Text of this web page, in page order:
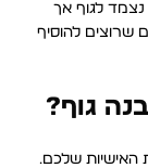
לגוף אך
שרוצים להוסיף
גוף?
האישיות שלכם.